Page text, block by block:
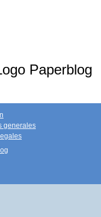
generales